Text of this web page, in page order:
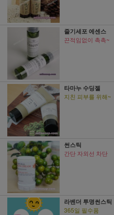
줄기세포 에센스
끈적임없이 촉촉~
타마누 수딩젤
지친 피부를 위해~
썬스틱
간단 자외선 차단
라벤더 투명썬스틱
365일 필수품